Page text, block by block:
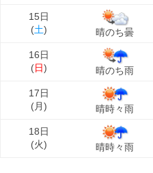
15日
(土) 晴のち曇
16日
(日) 晴のち雨
17日
(月) 晴時々雨
18日
(火) 晴時々雨